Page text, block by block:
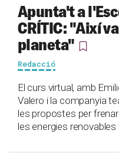
Apunta't a
CRÍTIC: "Així
planeta"
Redacció
El curs virtual, amb
Valero i la companyia
les propostes per
les energies